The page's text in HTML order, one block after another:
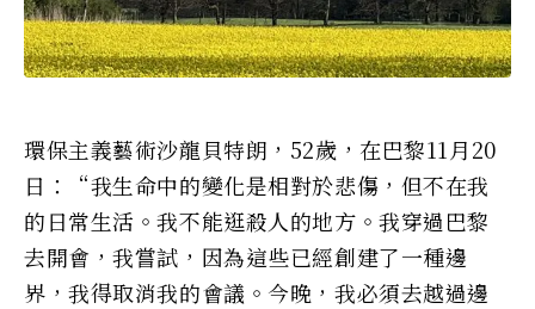
環保主義藝術沙龍貝特朗，52歲，在巴黎11月20
日：“我生命中的變化是相對於悲傷，但不在我
的日常生活。我不能逛殺人的地方。我穿過巴黎
去開會，我嘗試，因為這些已經創建了一種邊
界，我得取消我的會議。今晚，我必須去越過邊